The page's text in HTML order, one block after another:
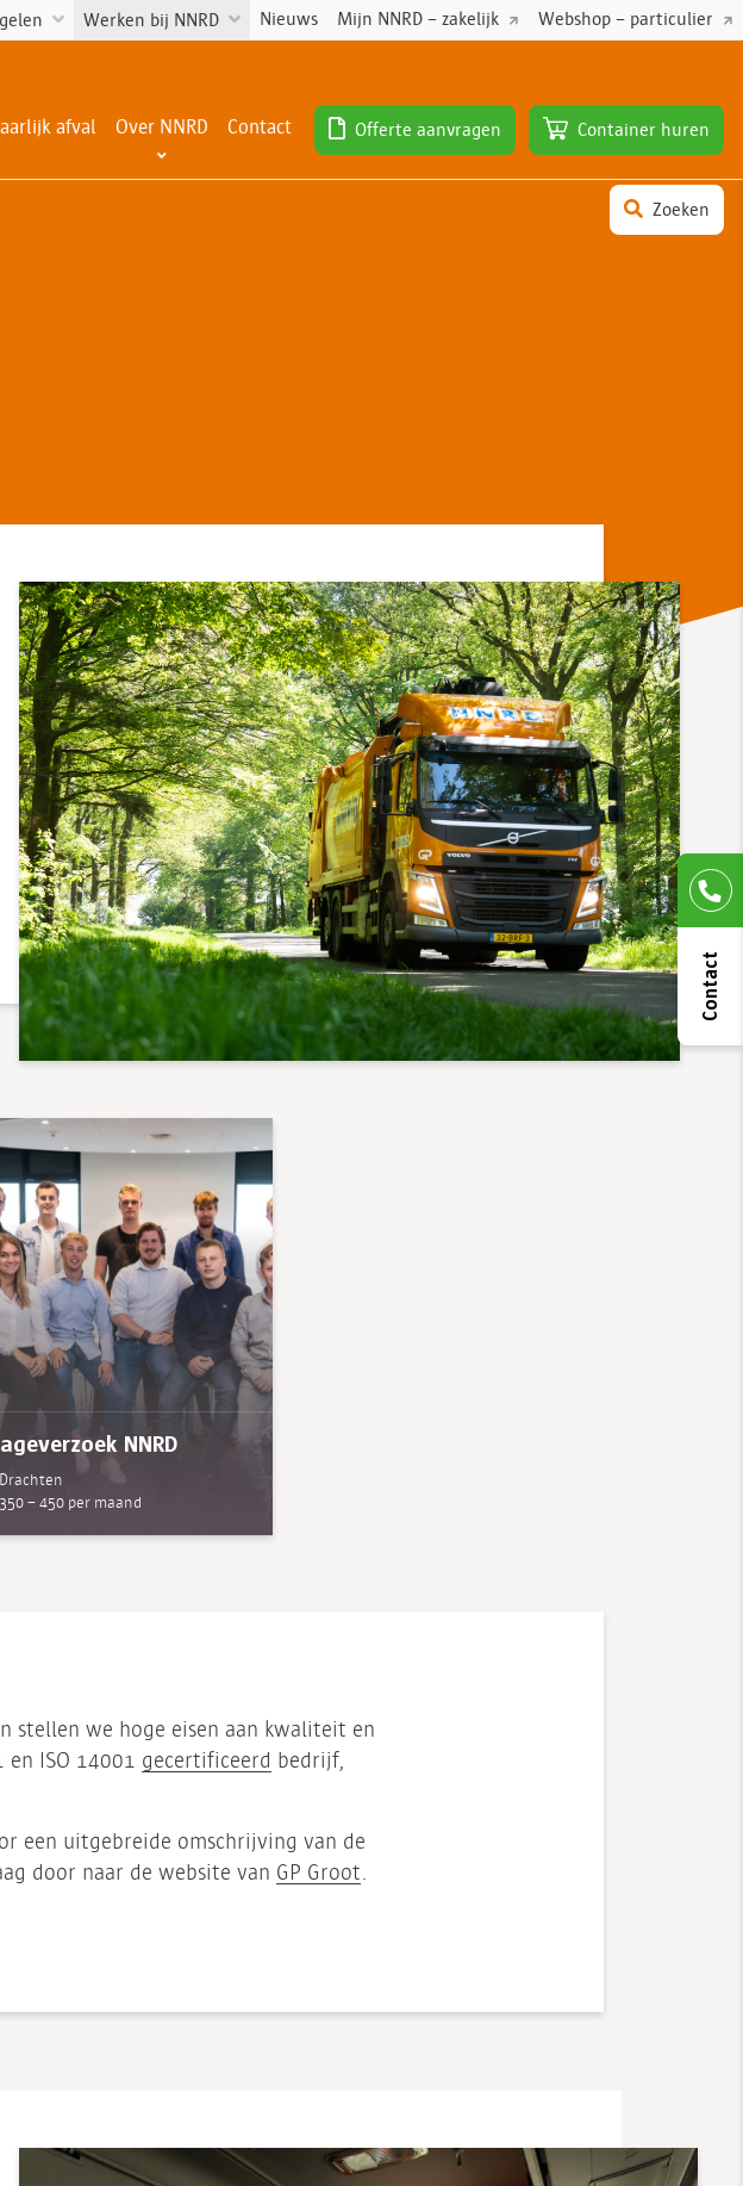
Werken bij NNRD Nieuws Mijn NNRD – zakelijk Webshop – particulier
afval Over NNRD Contact Offerte aanvragen Container huren
Zoeken
NNRD
Drachten
350 – 450 per maand
stellen we hoge eisen aan kwaliteit en
ISO 14001 gecertificeerd bedrijf,
een uitgebreide omschrijving van de
door naar de website van GP Groot
Contact